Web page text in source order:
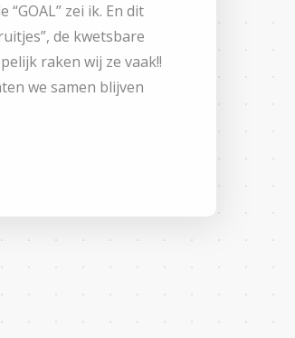
zei ik. En dit
de kwetsbare
raken wij ze vaak!!
we samen blijven